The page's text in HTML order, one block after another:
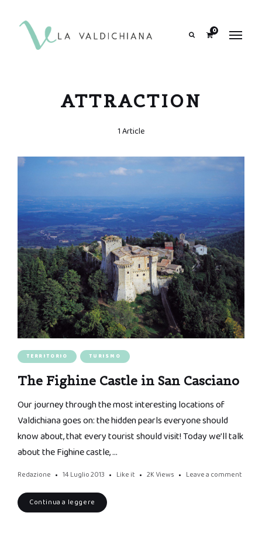
0
ATTRACTION
1 Article
TERRITORIO TURISMO
The Fighine Castle in San Casciano
Our journey through the most interesting locations of
Valdichiana goes on: the hidden pearls everyone should
know about, that every tourist should visit! Today we’ll talk
about the Fighine castle, …
Redazione 14 Luglio 2013 Like it 2K Views Leave a comment
Continua a leggere